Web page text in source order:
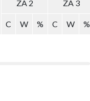
ZA 2 ZA 3
C W % C W %
ZA 2 ZA 3
C W % C W %